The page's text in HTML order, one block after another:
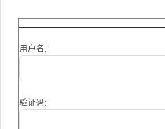
用户名:
验证码: